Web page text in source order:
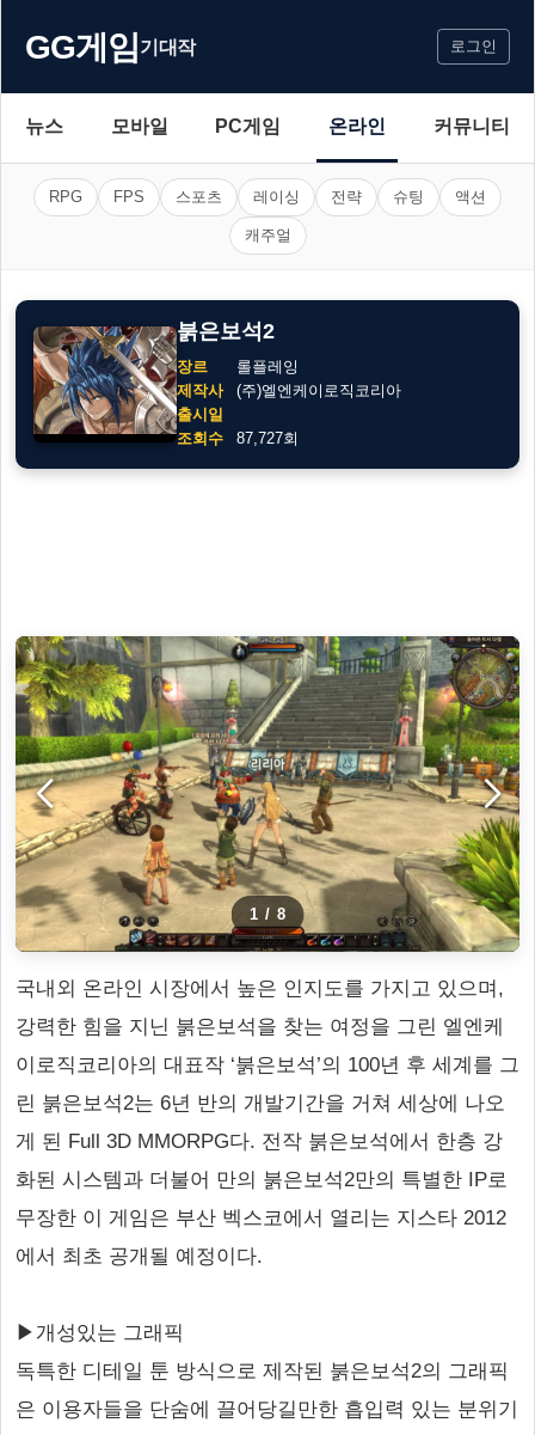
GG게임기대작 로그인
뉴스 모바일 PC게임 온라인 커뮤니티
RPG FPS 스포츠 레이싱 전략 슈팅 액션
캐주얼
붉은보석2
장르
롤플레잉
제작사
(주)엘엔케이로직코리아
출시일
조회수
87,727회
1 / 8
국내외 온라인 시장에서 높은 인지도를 가지고 있으며,
강력한 힘을 지닌 붉은보석을 찾는 여정을 그린 엘엔케
이로직코리아의 대표작 ‘붉은보석’의 100년 후 세계를 그
린 붉은보석2는 6년 반의 개발기간을 거쳐 세상에 나오
게 된 Full 3D MMORPG다. 전작 붉은보석에서 한층 강
화된 시스템과 더불어 만의 붉은보석2만의 특별한 IP로
무장한 이 게임은 부산 벡스코에서 열리는 지스타 2012
에서 최초 공개될 예정이다.
▶개성있는 그래픽
독특한 디테일 툰 방식으로 제작된 붉은보석2의 그래픽
은 이용자들을 단숨에 끌어당길만한 흡입력 있는 분위기